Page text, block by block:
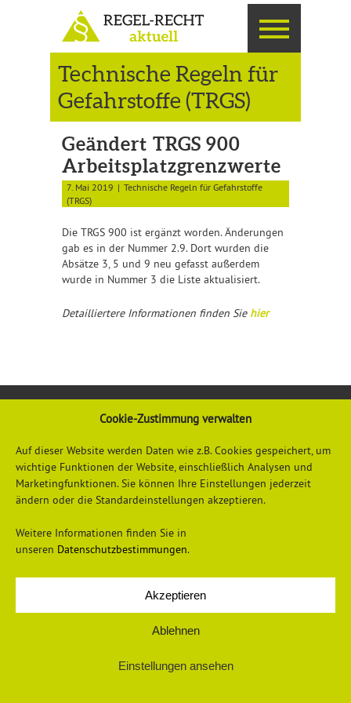
Cookie-Zustimmung verwalten
Auf dieser Website werden Daten wie z.B. Cookies gespeichert, um
wichtige Funktionen der Website, einschließlich Analysen und
Marketingfunktionen. Sie können Ihre Einstellungen jederzeit
ändern oder die Standardeinstellungen akzeptieren.
Weitere Informationen finden Sie in
unseren Datenschutzbestimmungen.
Akzeptieren
Ablehnen
Einstellungen ansehen
Technische Regeln für
Gefahrstoffe (TRGS)
Geändert TRGS 900
Arbeitsplatzgrenzwerte
7. Mai 2019
Technische Regeln für Gefahrstoffe
(TRGS)
Die TRGS 900 ist ergänzt worden. Änderungen
gab es in der Nummer 2.9. Dort wurden die
Absätze 3, 5 und 9 neu gefasst außerdem
wurde in Nummer 3 die Liste aktualisiert.
Detailliertere Informationen finden Sie hier
© 2026 Universum Verlag